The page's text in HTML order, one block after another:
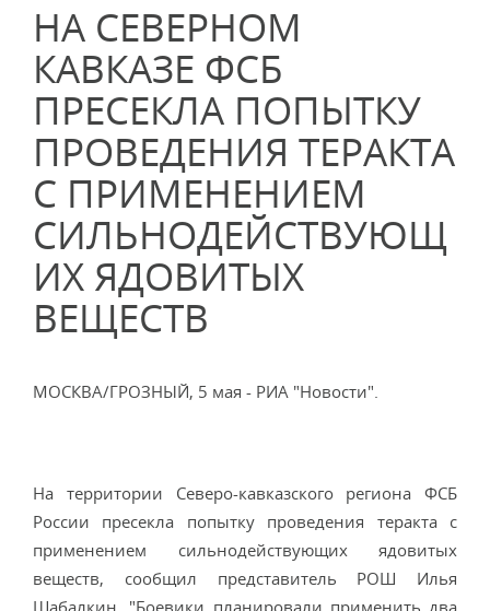
НА СЕВЕРНОМ
КАВКАЗЕ ФСБ
ПРЕСЕКЛА ПОПЫТКУ
ПРОВЕДЕНИЯ ТЕРАКТА
С ПРИМЕНЕНИЕМ
СИЛЬНОДЕЙСТВУЮЩ
ИХ ЯДОВИТЫХ
ВЕЩЕСТВ
МОСКВА/ГРОЗНЫЙ, 5 мая - РИА "Новости".
На территории Северо-кавказского региона ФСБ
России пресекла попытку проведения теракта с
применением сильнодействующих ядовитых
веществ, сообщил представитель РОШ Илья
Шабалкин. "Боевики планировали применить два